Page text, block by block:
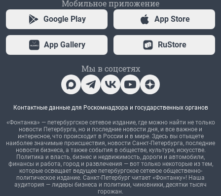
Мобильное приложение
Google Play App Store
App Gallery RuStore
Мы в соцсетях
Контактные данные для Роскомнадзора и государственных органов
«Фонтанка» — петербургское сетевое издание, где можно найти не только
новости Петербурга, но и последние новости дня, и все важное и
интересное, что происходит в России и в мире. Здесь вы отыщете
наиболее значимые происшествия, новости Санкт-Петербурга, последние
новости бизнеса, а также события в обществе, культуре, искусстве.
Политика и власть, бизнес и недвижимость, дороги и автомобили,
финансы и работа, город и развлечения — вот только некоторые из тем,
которые освещает ведущее петербургское сетевое общественно-
политическое издание. Санкт-Петербург читает «Фонтанку»! Наша
аудитория — лидеры бизнеса и политики, чиновники, десятки тысяч
горожан.